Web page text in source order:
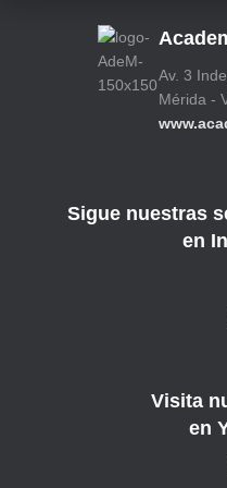
Av. 3
Mérida -
Sigue nuestras
en
Visita
en